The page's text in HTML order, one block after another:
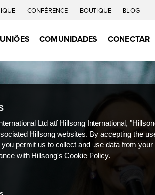
CONFÉRENCE BOUTIQUE BLOG
COMUNIDADES CONECTAR
Ltd atf Hillsong International,
Hillsong websites. By accepting the
permit us to collect and use data from
with Hillsong's Cookie Policy.